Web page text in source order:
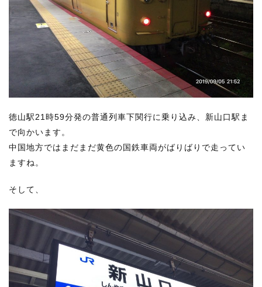
徳山駅21時59分発の普通列車下関行に乗り込み、新山口駅ま
で向かいます。
中国地方ではまだまだ黄色の国鉄車両がばりばりで走ってい
ますね。
そして、